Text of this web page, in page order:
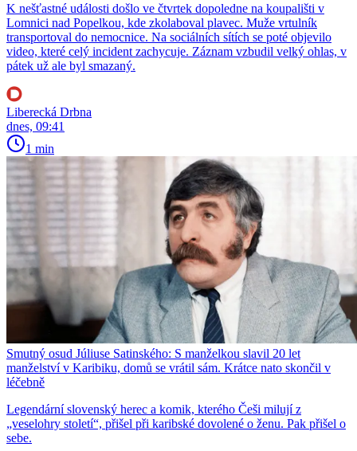
K nešťastné události došlo ve čtvrtek dopoledne na koupališti v
Lomnici nad Popelkou, kde zkolaboval plavec. Muže vrtulník
transportoval do nemocnice. Na sociálních sítích se poté objevilo
video, které celý incident zachycuje. Záznam vzbudil velký ohlas, v
pátek už ale byl smazaný.
Liberecká Drbna
dnes, 09:41
1 min
Smutný osud Júliuse Satinského: S manželkou slavil 20 let
manželství v Karibiku, domů se vrátil sám. Krátce nato skončil v
léčebně
Legendární slovenský herec a komik, kterého Češi milují z
„veselohry století“, přišel při karibské dovolené o ženu. Pak přišel o
sebe.